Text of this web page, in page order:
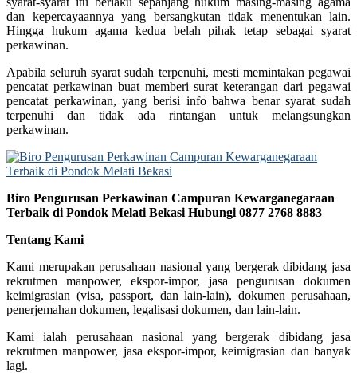
dan kepercayaannya yang bersangkutan tidak menentukan lain.
Hingga hukum agama kedua belah pihak tetap sebagai syarat
perkawinan.
Apabila seluruh syarat sudah terpenuhi, mesti memintakan pegawai
pencatat perkawinan buat memberi surat keterangan dari pegawai
pencatat perkawinan, yang berisi info bahwa benar syarat sudah
terpenuhi dan tidak ada rintangan untuk melangsungkan
perkawinan.
Biro Pengurusan Perkawinan Campuran Kewarganegaraan
Terbaik di Pondok Melati Bekasi Hubungi 0877 2768 8883
Tentang Kami
Kami merupakan perusahaan nasional yang bergerak dibidang jasa
rekrutmen manpower, ekspor-impor, jasa pengurusan dokumen
keimigrasian (visa, passport, dan lain-lain), dokumen perusahaan,
penerjemahan dokumen, legalisasi dokumen, dan lain-lain.
Kami ialah perusahaan nasional yang bergerak dibidang jasa
rekrutmen manpower, jasa ekspor-impor, keimigrasian dan banyak
lagi.